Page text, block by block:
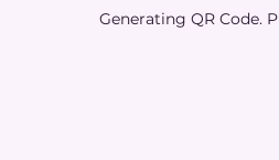
Generating QR Code.